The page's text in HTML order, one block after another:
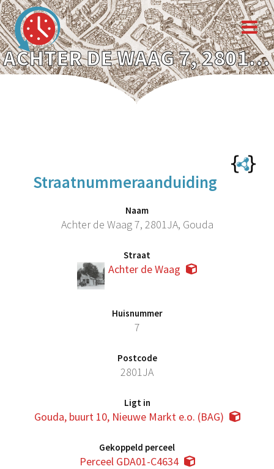
ACHTER DE WAAG 7, 2801JA, GOUDA
Straatnummeraanduiding
Naam
Achter de Waag 7, 2801JA, Gouda
Straat
Achter de Waag
Huisnummer
7
Postcode
2801JA
Ligt in
Gouda, buurt 10, Nieuwe Markt e.o. (BAG)
Gekoppeld perceel
Perceel GDA01-C4634